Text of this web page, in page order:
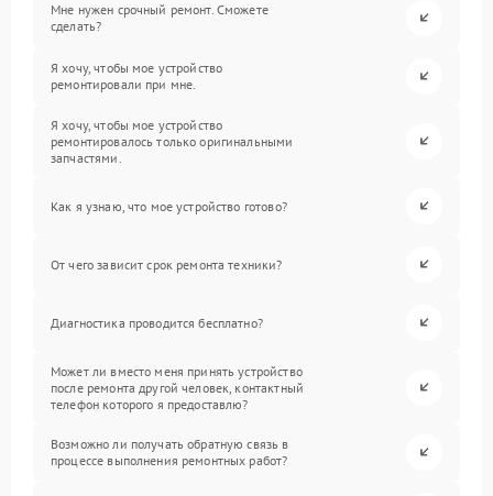
Мне нужен срочный ремонт. Сможете
сделать?
Я хочу, чтобы мое устройство
ремонтировали при мне.
Я хочу, чтобы мое устройство
ремонтировалось только оригинальными
запчастями.
Как я узнаю, что мое устройство готово?
От чего зависит срок ремонта техники?
Диагностика проводится бесплатно?
Может ли вместо меня принять устройство
после ремонта другой человек, контактный
телефон которого я предоставлю?
Возможно ли получать обратную связь в
процессе выполнения ремонтных работ?